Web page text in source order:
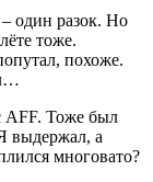
один разок. Но
тоже.
похоже.
AFF. Тоже был
выдержал, а
многовато?